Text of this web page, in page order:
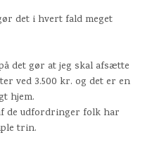
det i hvert fald meget
det gør at jeg skal afsætte
ved 3.500 kr. og det er en
hjem.
de udfordringer folk har
trin.